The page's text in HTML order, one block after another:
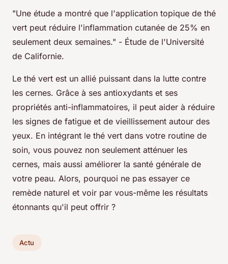
"Une étude a montré que l'application topique de thé
vert peut réduire l'inflammation cutanée de 25% en
seulement deux semaines." - Étude de l'Université
de Californie.
Le thé vert est un allié puissant dans la lutte contre
les cernes. Grâce à ses antioxydants et ses
propriétés anti-inflammatoires, il peut aider à réduire
les signes de fatigue et de vieillissement autour des
yeux. En intégrant le thé vert dans votre routine de
soin, vous pouvez non seulement atténuer les
cernes, mais aussi améliorer la santé générale de
votre peau. Alors, pourquoi ne pas essayer ce
remède naturel et voir par vous-même les résultats
étonnants qu'il peut offrir ?
Actu